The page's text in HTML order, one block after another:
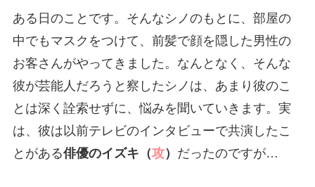
ある日のことです。そんなシノのもとに、部屋の
中でもマスクをつけて、前髪で顔を隠した男性の
お客さんがやってきました。なんとなく、そんな
彼が芸能人だろうと察したシノは、あまり彼のこ
とは深く詮索せずに、悩みを聞いていきます。実
は、彼は以前テレビのインタビューで共演したこ
とがある俳優のイズキ（攻） だったのですが…